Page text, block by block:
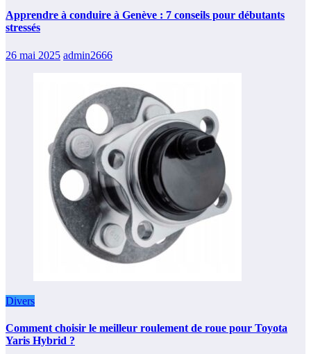
Apprendre à conduire à Genève : 7 conseils pour débutants
stressés
26 mai 2025 admin2666
Divers
Comment choisir le meilleur roulement de roue pour Toyota
Yaris Hybrid ?